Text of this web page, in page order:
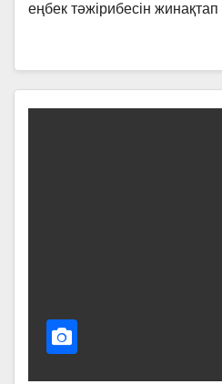
еңбек тәжірибесін